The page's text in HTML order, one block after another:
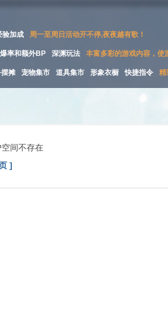
加成 周一至周日活动开不停,夜夜越有歌！
爆率和额外BP 深渊玩法 丰富多彩的游戏内容，使
摆摊 宠物集市 道具集市 形象衣橱 快捷指令 精
间不存在
]